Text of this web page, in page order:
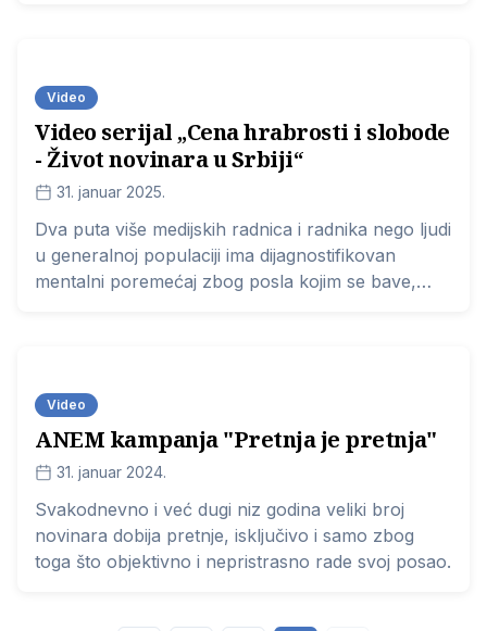
Video
Video serijal „Cena hrabrosti i slobode
- Život novinara u Srbiji“
31. januar 2025.
Dva puta više medijskih radnica i radnika nego ljudi
u generalnoj populaciji ima dijagnostifikovan
mentalni poremećaj zbog posla kojim se bave,
Video
ANEM kampanja "Pretnja je pretnja"
31. januar 2024.
Svakodnevno i već dugi niz godina veliki broj
novinara dobija pretnje, isključivo i samo zbog
toga što objektivno i nepristrasno rade svoj posao.